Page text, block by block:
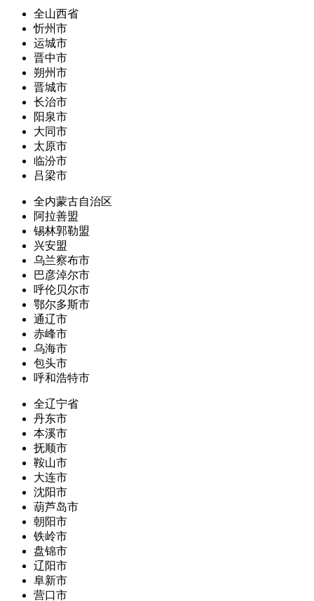
全山西省
忻州市
运城市
晋中市
朔州市
晋城市
长治市
阳泉市
大同市
太原市
临汾市
吕梁市
全内蒙古自治区
阿拉善盟
锡林郭勒盟
兴安盟
乌兰察布市
巴彦淖尔市
呼伦贝尔市
鄂尔多斯市
通辽市
赤峰市
乌海市
包头市
呼和浩特市
全辽宁省
丹东市
本溪市
抚顺市
鞍山市
大连市
沈阳市
葫芦岛市
朝阳市
铁岭市
盘锦市
辽阳市
阜新市
营口市